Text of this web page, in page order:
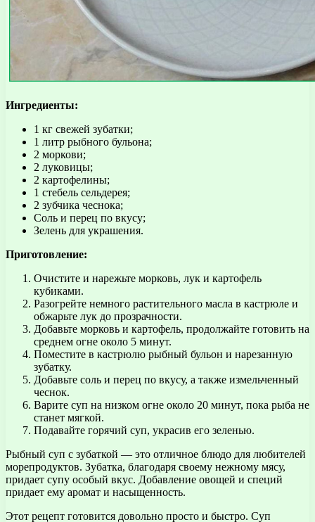
Ингредиенты:
1 кг свежей зубатки;
1 литр рыбного бульона;
2 моркови;
2 луковицы;
2 картофелины;
1 стебель сельдерея;
2 зубчика чеснока;
Соль и перец по вкусу;
Зелень для украшения.
Приготовление:
Очистите и нарежьте морковь, лук и картофель
кубиками.
Разогрейте немного растительного масла в кастрюле и
обжарьте лук до прозрачности.
Добавьте морковь и картофель, продолжайте готовить на
среднем огне около 5 минут.
Поместите в кастрюлю рыбный бульон и нарезанную
зубатку.
Добавьте соль и перец по вкусу, а также измельченный
чеснок.
Варите суп на низком огне около 20 минут, пока рыба не
станет мягкой.
Подавайте горячий суп, украсив его зеленью.
Рыбный суп с зубаткой — это отличное блюдо для любителей
морепродуктов. Зубатка, благодаря своему нежному мясу,
придает супу особый вкус. Добавление овощей и специй
придает ему аромат и насыщенность.
Этот рецепт готовится довольно просто и быстро. Суп